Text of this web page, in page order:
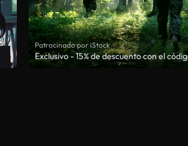
Patrocinado por iStock
Exclusivo - 15% de descuento con el